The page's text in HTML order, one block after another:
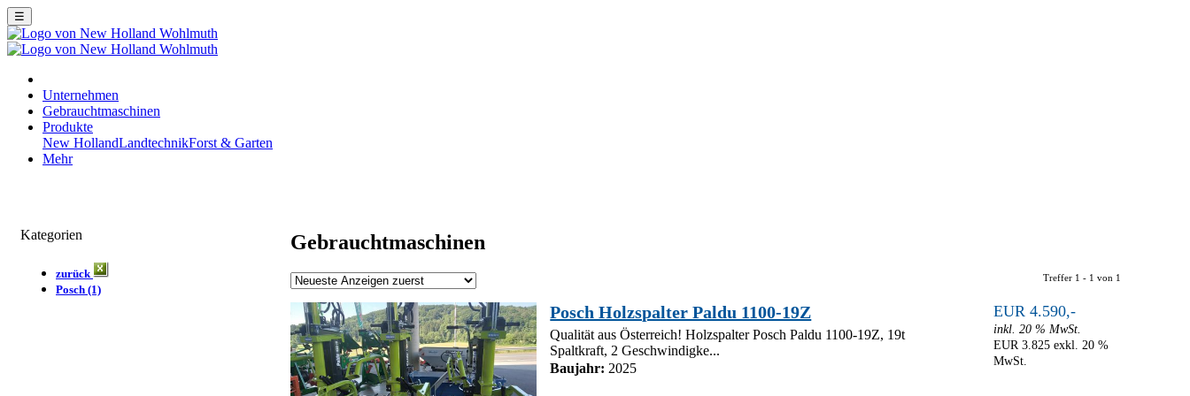
☰
Unternehmen
Gebrauchtmaschinen
Produkte
New HollandLandtechnikForst & Garten
Mehr
Kategorien
zurück
Posch (1)
Gebrauchtmaschinen
Treffer 1 - 1 von 1
Posch Holzspalter Paldu 1100-19Z
Qualität aus Österreich! Holzspalter Posch Paldu 1100-19Z, 19t
Spaltkraft, 2 Geschwindigke...
Baujahr: 2025
EUR 4.590,-
inkl. 20 % MwSt.
EUR 3.825 exkl. 20 %
MwSt.